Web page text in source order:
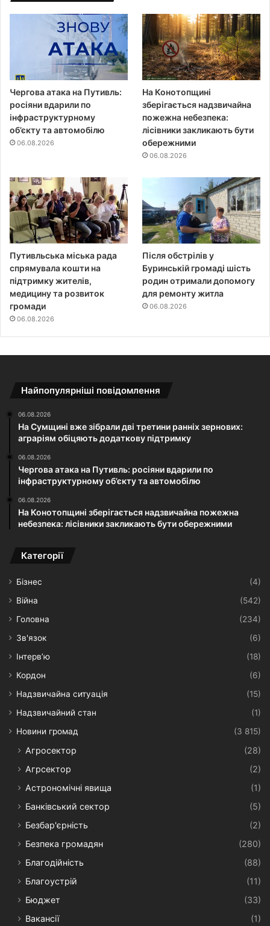
Чергова атака на Путивль:
росіяни вдарили по
інфраструктурному
об’єкту та автомобілю
06.08.2026
На Конотопщині
зберігається надзвичайна
пожежна небезпека:
лісівники закликають бути
обережними
06.08.2026
Путивльська міська рада
спрямувала кошти на
підтримку жителів,
медицину та розвиток
громади
06.08.2026
Після обстрілів у
Буринській громаді шість
родин отримали допомогу
для ремонту житла
06.08.2026
Найпопулярніші повідомлення
06.08.2026
На Сумщині вже зібрали дві третини ранніх зернових:
аграріям обіцяють додаткову підтримку
06.08.2026
Чергова атака на Путивль: росіяни вдарили по
інфраструктурному об’єкту та автомобілю
06.08.2026
На Конотопщині зберігається надзвичайна пожежна
небезпека: лісівники закликають бути обережними
Категорії
Бізнес
(4)
Війна
(542)
Головна
(234)
Зв'язок
(6)
Інтерв’ю
(18)
Кордон
(6)
Надзвичайна ситуація
(15)
Надзвичайний стан
(1)
Новини громад
(3 815)
Агросектор
(28)
Агрсектор
(2)
Астрономічні явища
(1)
Банківський сектор
(5)
Безбар'єрність
(2)
Безпека громадян
(280)
Благодійність
(88)
Благоустрій
(11)
Бюджет
(33)
Вакансії
(1)